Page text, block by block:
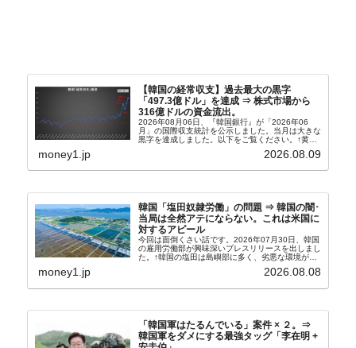
【韓国の経常収支】過去最大の黒字
「497.3億ドル」を達成 ⇒ 株式市場から
316億ドルの資金流出。
2026年08月06日、『韓国銀行』が「2026年06
月」の国際収支統計を公示しました。当月は大きな
黒字を達成しました。以下をご覧ください。↑黄色
の経常収支です。2026年06月貿易収支：4...
money1.jp 2026.08.09
韓国「塩田奴隷労働」の問題 ⇒ 韓国の闇･
当局は全然アテにならない。これは米国に
対するアピール
今回は面倒くさい話です。2026年07月30日、韓国
の雇用労働部が興味深いプレスリリースを出しまし
た。↑韓国の塩田は島嶼部に多く、劣悪な環境が一
たといわれます（後述）。これは、いわゆる「塩田
money1.jp 2026.08.08
「韓国軍はたるんでいる」案件 × ２。⇒
韓国軍をダメにする最強タッグ「李在明 +